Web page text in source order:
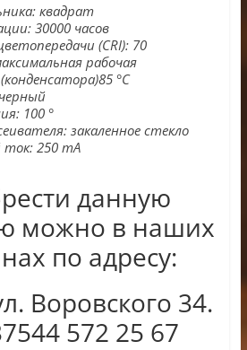
: квадрат
: 30000 часов
(CRI): 70
рабочая
(конденсатора)85 °С
черный
: 100 °
: закаленное стекло
ток: 250 mA
данную
можно в наших
по адресу:
Воровского 34.
572 25 67